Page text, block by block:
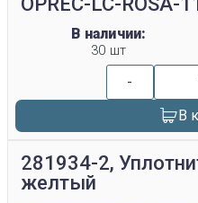
В наличии:
30 шт
-
В
281934-2,
желтый